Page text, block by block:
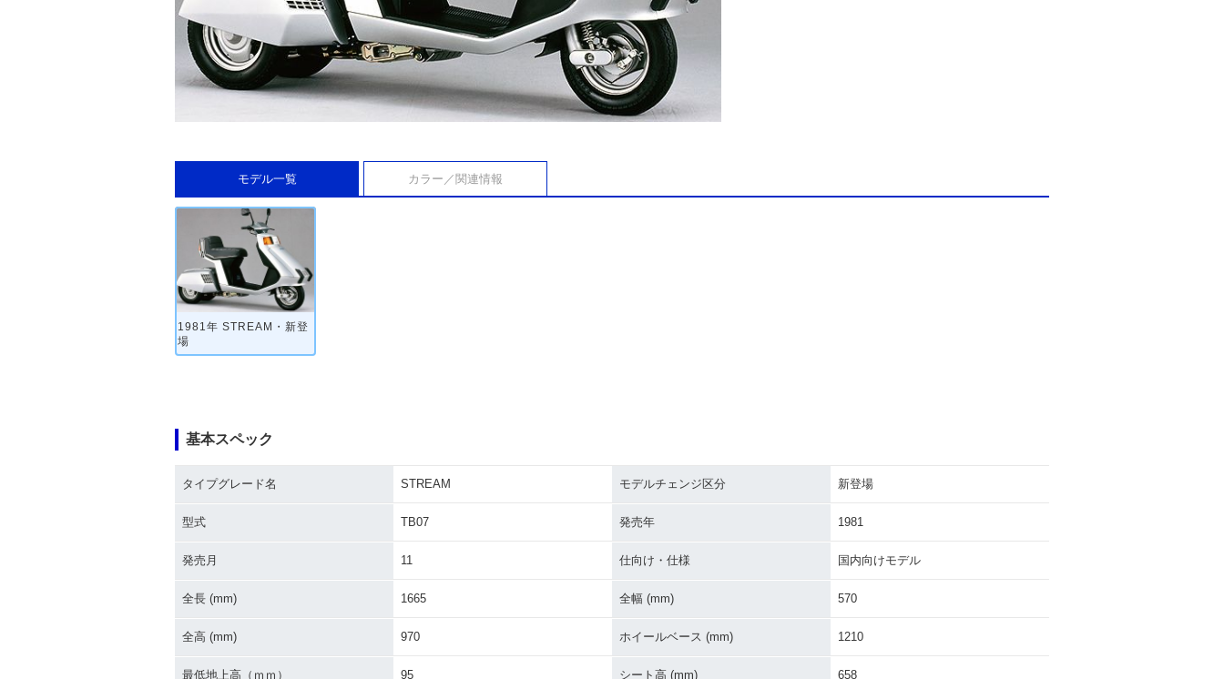
モデル一覧 カラー／関連情報
1981年 STREAM・新登
場
基本スペック
タイプグレード名 STREAM モデルチェンジ区分 新登場
型式 TB07 発売年 1981
発売月 11 仕向け・仕様 国内向けモデル
全長 (mm) 1665 全幅 (mm) 570
全高 (mm) 970 ホイールベース (mm) 1210
最低地上高（ｍｍ） 95 シート高 (mm) 658